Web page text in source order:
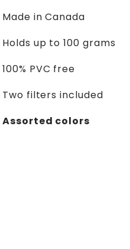
Made in Canada
Holds up to 100 grams
100% PVC free
Two filters included
Assorted colors